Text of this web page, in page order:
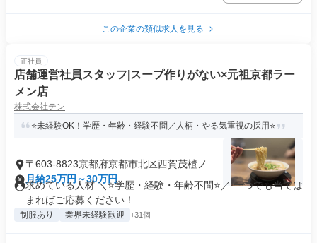
この企業の類似求人を見る
正社員
店舗運営社員スタッフ|スープ作りがない×元祖京都ラー
メン店
株式会社テン
⭐未経験OK！学歴・年齢・経験不問／人柄・やる気重視の採用⭐
〒603-8823京都府京都市北区西賀茂榿ノ木
町
月給25万円～30万円
求めている人材 ＼⭐学歴・経験・年齢不問⭐／ 一つでも当ては
まればご応募ください！ ...
制服あり 業界未経験歓迎 +31個